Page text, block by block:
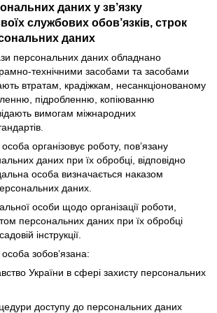
даних у зв’язку
службових обов’язків, строк
даних
персональних даних обладнано
технічними засобами та засобами
втратам, крадіжкам, несанкціонованому
підробленню, копіюванню
вимогам міжнародних
організовує роботу, пов’язану
даних при їх обробці, відповідно
особа визначається наказом
даних.
особи щодо організації роботи,
персональних даних при їх обробці
інструкції.
зобов’язана:
України в сфері захисту персональних
доступу до персональних даних